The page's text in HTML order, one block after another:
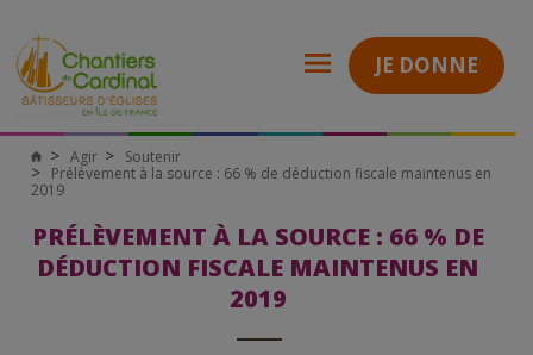
JE DONNE
Chantiers
du
Cardinal
Agir
Soutenir
Prélèvement à la source : 66 % de déduction fiscale maintenus en
2019
PRÉLÈVEMENT À LA SOURCE : 66 % DE
DÉDUCTION FISCALE MAINTENUS EN
2019